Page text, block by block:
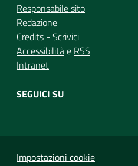
Responsabile sito
Redazione
Credits - Scrivici
Accessibilitàe RSS
Intranet
SEGUICI SU
Impostazioni cookie